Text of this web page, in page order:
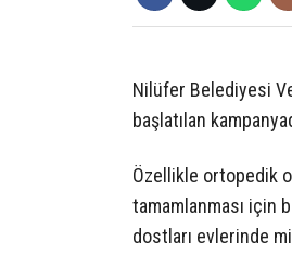
Nilüfer Belediyesi
başlatılan
Özellikle ortopedik
tamamlanması için
dostları evlerinde